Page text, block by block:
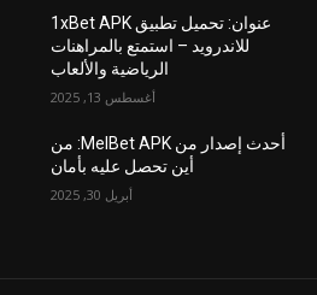
عنوان: تحميل تطبيق 1xBet APK
للاندرويد – استمتع بالمراهنات
الرياضية والألعاب
أغسطس 13, 2025
أحدث إصدار من MelBet APK: من
أين تحصل عليه بأمان
أبريل 30, 2025